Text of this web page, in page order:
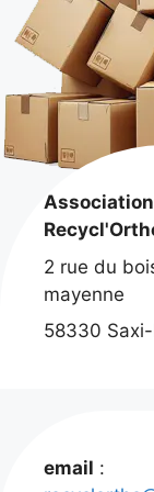
Association
2 rue du
mayenne
58330
email :